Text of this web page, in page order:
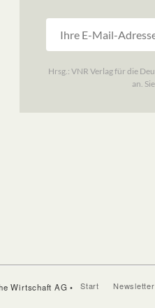
Wirtschaft AG • Start Newsletter